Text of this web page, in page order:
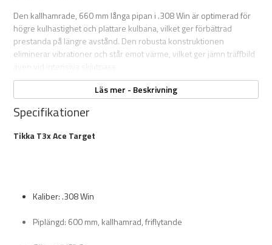
Den kallhamrade, 660 mm långa pipan i .308 Win är optimerad för
högre kulhastighet och plattare kulbana, vilket ger förbättrad
prestanda på längre avstånd. Den robusta konstruktionen
eliminerar vibrationer och står emot värme, vilket ger jämn träffbild
Ace Target är byggd för att klara tuffa förhållanden med materialval
som håller högsta klass. Det modulära chassit med M-LOK och
Arca-Swiss RRS®-skenor ger dig möjligheten att anpassa vapnet
Med tvåstegstrigger, justerbar mellan 1–2 kg, får du en ren och
skott. Det medföljande 10-skottsmagasinet i metall ger pålitlig
Läs mer - Beskrivning
Specifikationer
Tikka T3x Ace Target
Kaliber: .308 Win
Piplängd: 600 mm, kallhamrad, friflytande